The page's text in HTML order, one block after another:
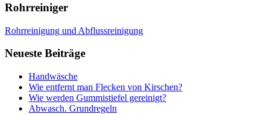
Rohrreiniger
Rohrreinigung und Abflussreinigung
Neueste Beiträge
Handwäsche
Wie entfernt man Flecken von Kirschen?
Wie werden Gummistiefel gereinigt?
Abwasch. Grundregeln